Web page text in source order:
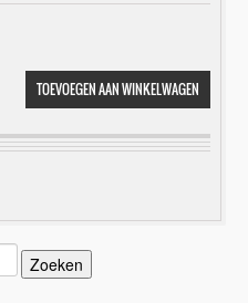
TOEVOEGEN AAN WINKELWAGEN
Zoeken